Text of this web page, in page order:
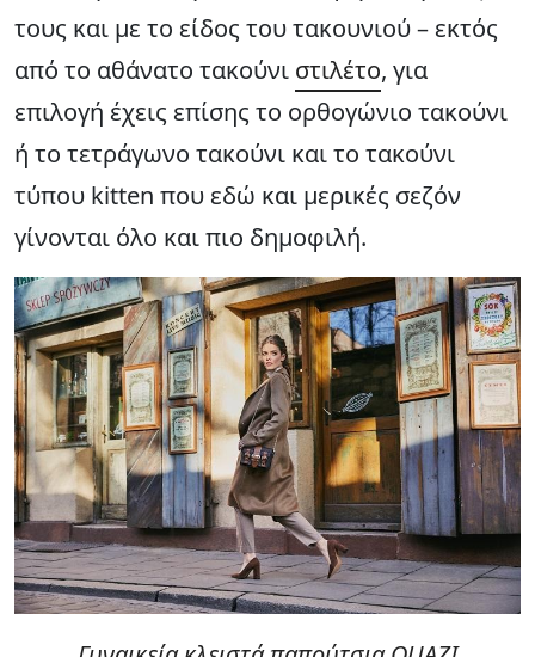
τους και με το είδος του τακουνιού – εκτός
από το αθάνατο τακούνι στιλέτο, για
επιλογή έχεις επίσης το ορθογώνιο τακούνι
ή το τετράγωνο τακούνι και το τακούνι
τύπου kitten που εδώ και μερικές σεζόν
γίνονται όλο και πιο δημοφιλή.